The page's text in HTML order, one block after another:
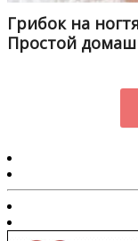
Грибок на
Простой